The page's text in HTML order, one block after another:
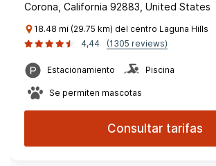
Corona, California 92883, United States
18.48 mi (29.75 km) del centro Laguna Hills
4,44
(1305 reviews)
Estacionamiento Piscina
Se permiten mascotas
Consultar tarifas